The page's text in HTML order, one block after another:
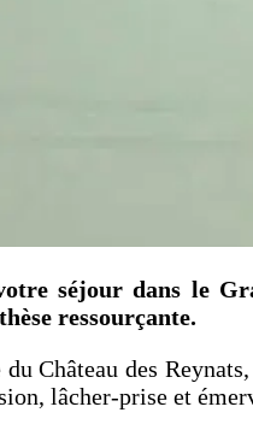
séjour dans le
ressourçante.
Château des
lâcher-prise et